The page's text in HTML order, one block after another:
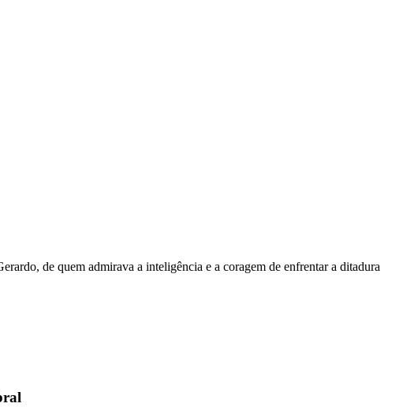
de quem admirava a inteligência e a coragem de enfrentar a ditadura